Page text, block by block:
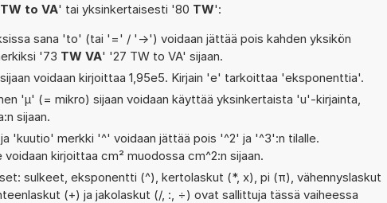
TW to VA' tai yksinkertaisesti '80 TW':
sana 'to' (tai '=' / '->') voidaan jättää pois kahden yksikön
'73 TW VA' '27 TW to VA' sijaan.
voidaan kirjoittaa 1,95e5. Kirjain 'e' tarkoittaa 'eksponenttia'.
'µ' (= mikro) sijaan voidaan käyttää yksinkertaista 'u'-kirjainta,
sijaan.
'kuutio' merkki '^' voidaan jättää pois '^2' ja '^3':n tilalle.
kirjoittaa cm² muodossa cm^2:n sijaan.
sulkeet, eksponentti (^), kertolaskut (*, x), pi (π), vähennyslaskut
(+) ja jakolaskut (/, :, ÷) ovat sallittuja tässä vaiheessa